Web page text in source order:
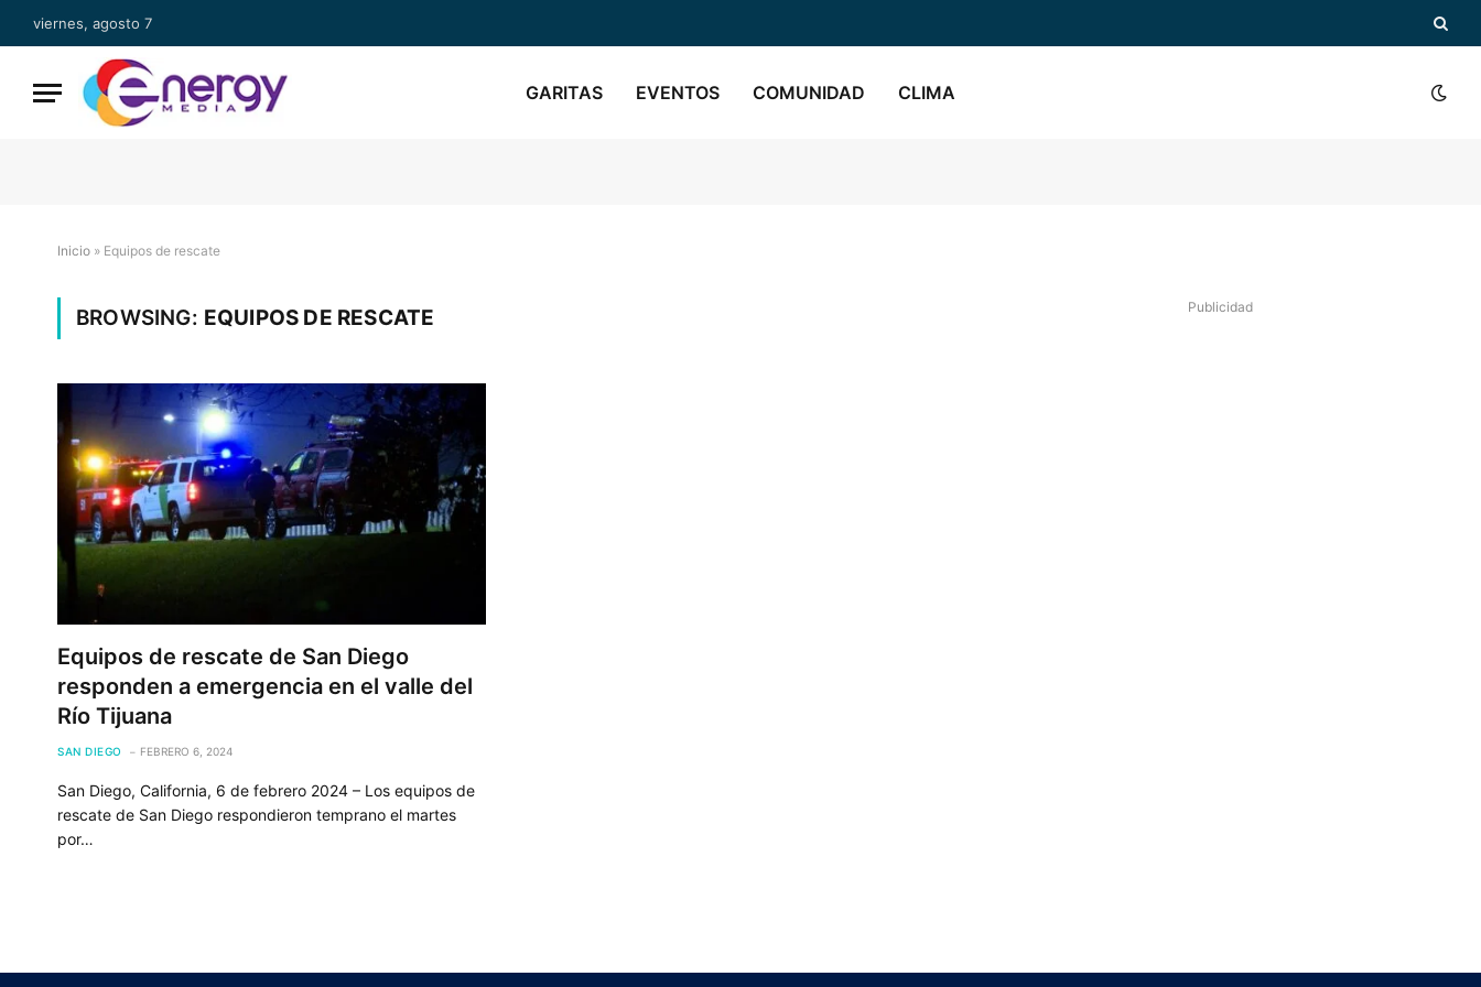
viernes, agosto 7
GARITAS EVENTOS COMUNIDAD CLIMA
Inicio » Equipos de rescate
BROWSING: EQUIPOS DE RESCATE
Equipos de rescate de San Diego
responden a emergencia en el valle del
Río Tijuana
SAN DIEGO FEBRERO 6, 2024
San Diego, California, 6 de febrero 2024 – Los equipos de
rescate de San Diego respondieron temprano el martes
por…
Publicidad